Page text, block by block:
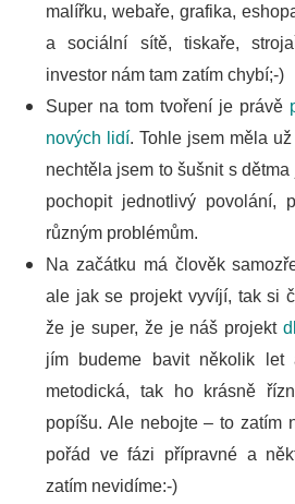
malířku, webaře, grafika,
a sociální sítě, tiskaře,
investor nám tam zatím chybí;-)
Super na tom tvoření je právě
nových lidí. Tohle jsem měla
nechtěla jsem to šušnit s
pochopit jednotlivý povolání,
různým problémům.
Na začátku má člověk
ale jak se projekt vyvíjí, tak si
že je super, že je náš projekt
jím budeme bavit několik let
metodická, tak ho krásně
popíšu. Ale nebojte – to zatím
pořád ve fázi přípravné a
zatím nevidíme:-)